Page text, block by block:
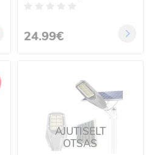
24.99€
AJUTISELT
OTSAS